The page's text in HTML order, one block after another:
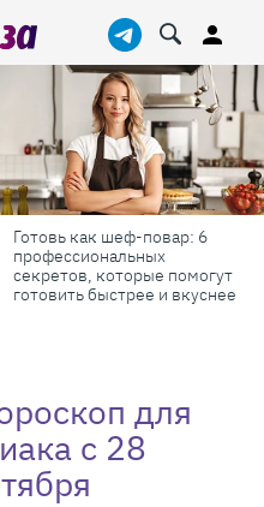
Готовь как шеф-повар: 6
профессиональных
секретов, которые помогут
готовить быстрее и вкуснее
для
с 28